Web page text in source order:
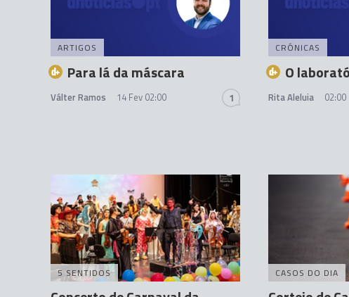
ARTIGOS
Para lá da máscara
Válter Ramos 14 Fev 02:00 1
CRÓNICAS
O
Rita Aleluia 02:00
5 SENTIDOS CASOS DO DIA